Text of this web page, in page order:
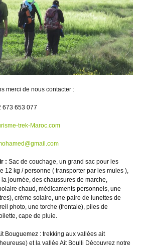
merci de nous contacter :
673 653 077
trek-Maroc.com
: Sac de couchage, un grand sac pour les
12 kg / personne ( transporter par les mules ),
journée, des chaussures de marche,
chaud, médicaments personnels, une
crème solaire, une paire de lunettes de
photo, une torche (frontale), piles de
cape de pluie.
Bouguemez : trekking aux vallées ait
et la vallée Ait Boulli Découvrez notre